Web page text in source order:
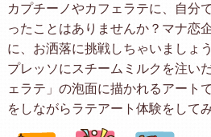
カプチーノやカフェラテに、自分
ったことはありませんか？マナ恋
に、お洒落に挑戦しちゃいましょ
プレッソにスチームミルクを注い
ェラテ」の泡面に描かれるアート
をしながらラテアート体験をして